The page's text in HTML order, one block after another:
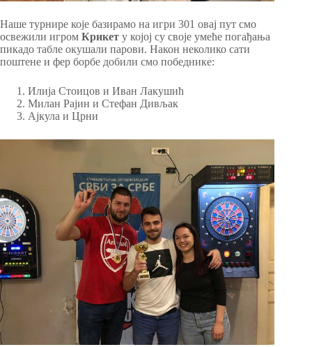
Наше турнире које базирамо на игри 301 овај пут смо
освежили игром Крикет у којој су своје умеће погађања
пикадо табле окушали парови. Након неколико сати
поштене и фер борбе добили смо победнике:
Илија Стоицов и Иван Лакушић
Милан Рајин и Стефан Дивљак
Ајкула и Црни